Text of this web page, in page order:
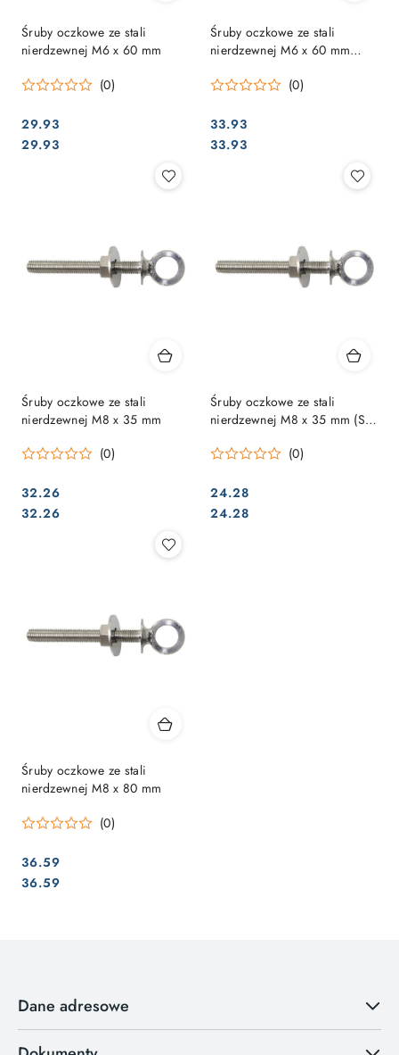
Śruby oczkowe ze stali
nierdzewnej M6 x 60 mm
(0)
Cena:
29.93
Cena:
29.93
Śruby oczkowe ze stali
nierdzewnej M6 x 60 mm
(0)
Cena:
33.93
Cena:
33.93
Śruby oczkowe ze stali
nierdzewnej M8 x 35 mm
(0)
Cena:
32.26
Cena:
32.26
Śruby oczkowe ze stali
nierdzewnej M8 x 35 mm (SB-
(0)
Cena:
24.28
Cena:
24.28
Śruby oczkowe ze stali
nierdzewnej M8 x 80 mm
(0)
Cena:
36.59
Cena:
36.59
Dane adresowe